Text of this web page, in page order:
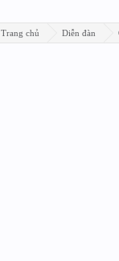
Trang chủ Diễn đàn